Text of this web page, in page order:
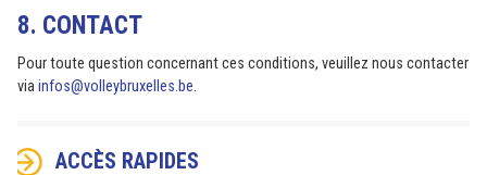
8. CONTACT
Pour toute question concernant ces conditions, veuillez nous contacter
viainfos@volleybruxelles.be.
ACCÈS RAPIDES